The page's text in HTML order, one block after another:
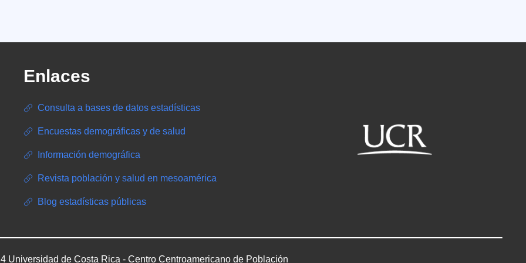
Enlaces
Consulta a bases de datos estadísticas
Encuestas demográficas y de salud
Información demográfica
Revista población y salud en mesoamérica
Blog estadísticas públicas
Universidad de Costa Rica - Centro Centroamericano de Población